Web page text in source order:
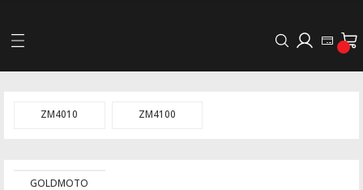
ZM4010 ZM4100
GOLDMOTO